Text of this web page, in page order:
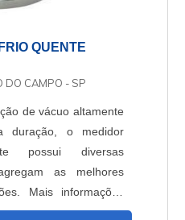
QUENTE
DO CAMPO - SP
de vácuo altamente
duração, o medidor
possui diversas
as melhores
Mais informações
frio quente Para